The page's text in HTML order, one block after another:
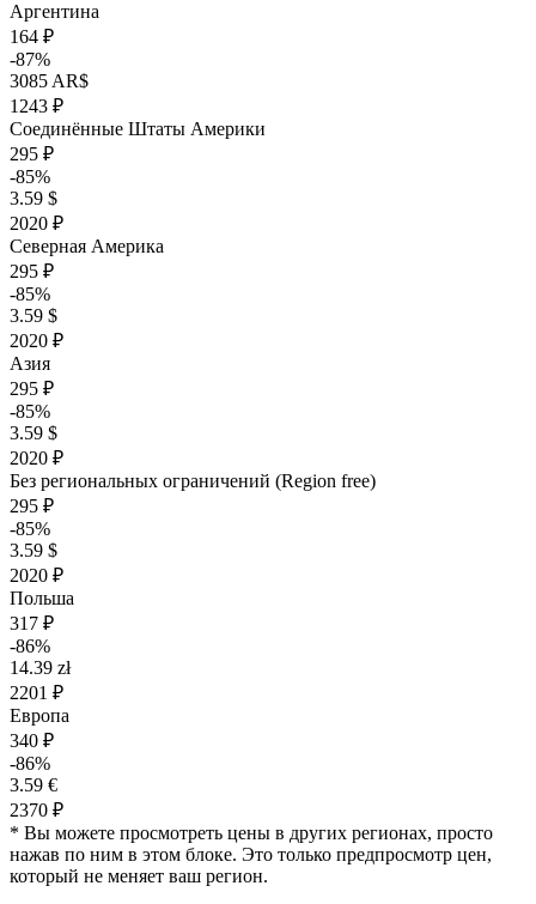
Аргентина
164 ₽
-87%
3085 AR$
1243 ₽
Соединённые Штаты Америки
295 ₽
-85%
3.59 $
2020 ₽
Северная Америка
295 ₽
-85%
3.59 $
2020 ₽
Азия
295 ₽
-85%
3.59 $
2020 ₽
Без региональных ограничений (Region free)
295 ₽
-85%
3.59 $
2020 ₽
Польша
317 ₽
-86%
14.39 zł
2201 ₽
Европа
340 ₽
-86%
3.59 €
2370 ₽
* Вы можете просмотреть цены в других регионах, просто
нажав по ним в этом блоке. Это только предпросмотр цен,
который не меняет ваш регион.